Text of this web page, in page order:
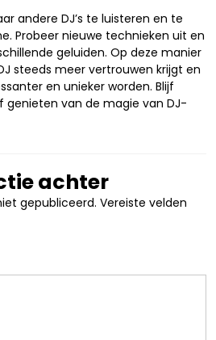
andere DJ’s te luisteren en te
Probeer nieuwe technieken uit en
geluiden. Op deze manier
steeds meer vertrouwen krijgt en
en unieker worden. Blijf
genieten van de magie van DJ-
achter
gepubliceerd. Vereiste velden